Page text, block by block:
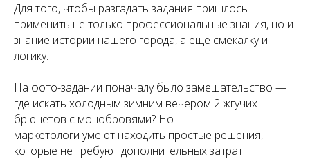
Для того, чтобы разгадать задания пришлось
применить не только профессиональные знания, но и
знание истории нашего города, а ещё смекалку и
логику.
На фото-задании поначалу было замешательство —
где искать холодным зимним вечером 2 жгучих
брюнетов с монобровями? Но
маркетологи умеют находить простые решения,
которые не требуют дополнительных затрат.